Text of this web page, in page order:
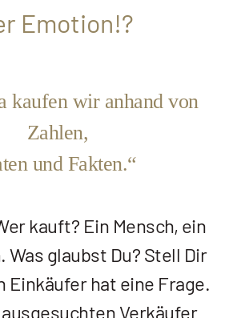
Emotion!?
kaufen wir anhand von
Zahlen,
und Fakten.“
kauft? Ein Mensch, ein
Was glaubst Du? Stell Dir
Einkäufer hat eine Frage.
Verkäufer